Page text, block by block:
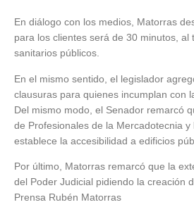
En diálogo con los medios, Matorras
para los clientes será de 30 minutos,
sanitarios públicos.
En el mismo sentido, el legislador
clausuras para quienes incumplan con
Del mismo modo, el Senador remarcó
de Profesionales de la Mercadotecnia
establece la accesibilidad a edificios
Por último, Matorras remarcó que la
del Poder Judicial pidiendo la creación
Prensa Rubén Matorras